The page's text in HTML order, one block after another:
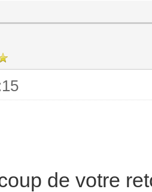
de votre